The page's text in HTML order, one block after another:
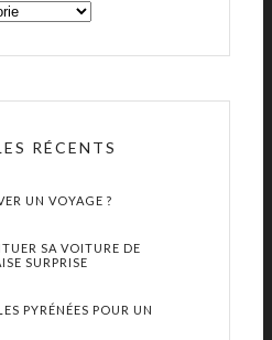
RÉCENTS
UN VOYAGE ?
SA VOITURE DE
SURPRISE
PYRÉNÉES POUR UN